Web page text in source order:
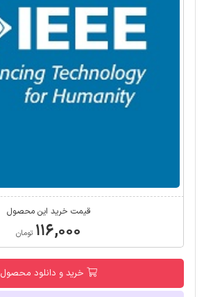
قیمت خرید این محصول
۱۱۶,۰۰۰ تومان
خرید و دانلود محصول